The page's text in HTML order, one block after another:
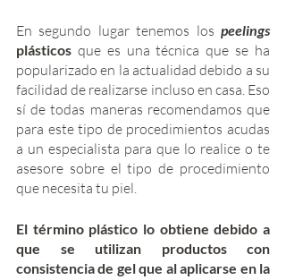
En segundo lugar tenemos los
plásticos que es una técnica que se ha
popularizado en la actualidad debido a su
facilidad de realizarse incluso en casa. Eso
sí de todas maneras recomendamos que
para este tipo de procedimientos acudas
a un especialista para que lo realice o te
asesore sobre el tipo de procedimiento
que necesita tu piel.
El término plástico lo obtiene debido a
que se utilizan productos con
consistencia de gel que al aplicarse en la